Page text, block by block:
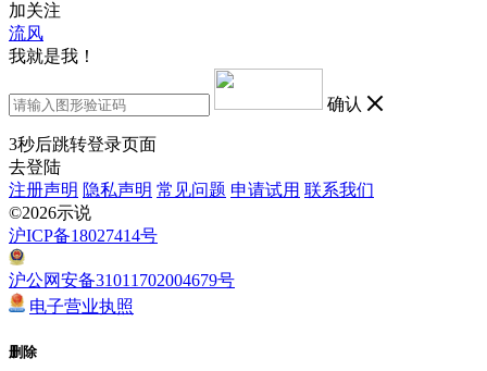
加关注
流风
我就是我！
确认
3秒后跳转登录页面
去登陆
注册声明 隐私声明 常见问题 申请试用 联系我们
©2026示说
沪ICP备18027414号
沪公网安备31011702004679号
电子营业执照
删除